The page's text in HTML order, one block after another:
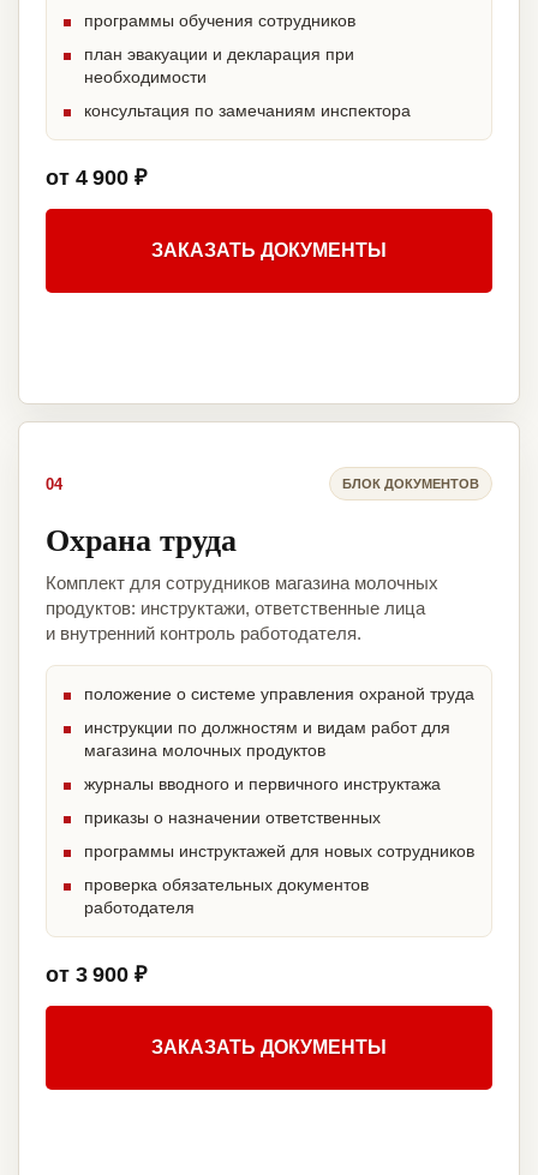
программы обучения сотрудников
план эвакуации и декларация при
необходимости
консультация по замечаниям инспектора
от 4 900 ₽
ЗАКАЗАТЬ ДОКУМЕНТЫ
04 БЛОК ДОКУМЕНТОВ
Охрана труда
Комплект для сотрудников магазина молочных
продуктов: инструктажи, ответственные лица
и внутренний контроль работодателя.
положение о системе управления охраной труда
инструкции по должностям и видам работ для
магазина молочных продуктов
журналы вводного и первичного инструктажа
приказы о назначении ответственных
программы инструктажей для новых сотрудников
проверка обязательных документов
работодателя
от 3 900 ₽
ЗАКАЗАТЬ ДОКУМЕНТЫ